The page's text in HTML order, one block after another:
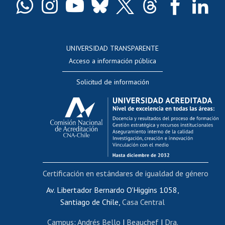
Docentes
Evaluación docente
Calificación académica
Postulación al AUCAI
Funcionarias/os
Cursos internos de capacitación
Bienestar del personal
Portal de movilidad interna
Certificado de renta
Certificado de renta honorarios
UNIVERSIDAD TRANSPARENTE
Acceso a información pública
Solicitud de información
Av. Libertador Bernardo O'Higgins 1058,
Santiago de Chile, Casa Central
Campus: Andrés Bello | Beauchef| Dra.
Certificación en estándares de igualdad de género